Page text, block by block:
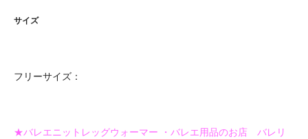
サイズ
フリーサイズ：
★バレエニットレッグウォーマー ・バレエ用品のお店 バレリ